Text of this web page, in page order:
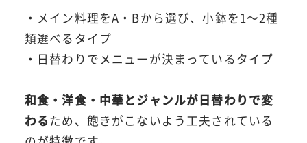
・メイン料理をA・Bから選び、小鉢を1～2種
類選べるタイプ
・日替わりでメニューが決まっているタイプ
和食・洋食・中華とジャンルが日替わりで変
わるため、飽きがこないよう工夫されている